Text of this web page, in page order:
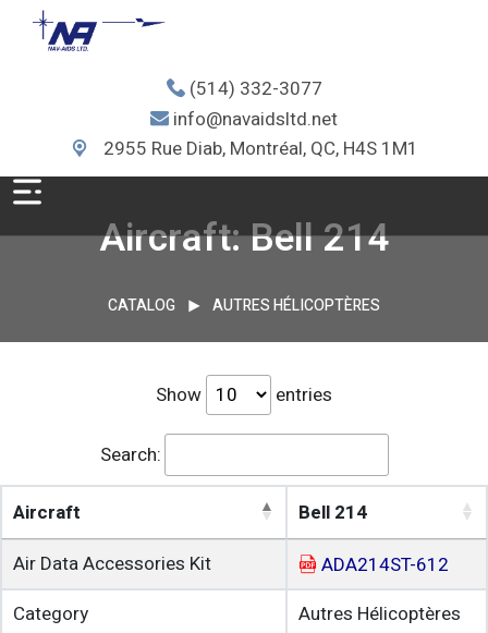
(514) 332-3077
info@navaidsltd.net
2955 Rue Diab, Montréal, QC, H4S 1M1
Aircraft: Bell 214
CATALOG AUTRES HÉLICOPTÈRES
Show entries
Search:
Aircraft
Bell 214
Air Data Accessories Kit
ADA214ST-612
Category
Autres Hélicoptères